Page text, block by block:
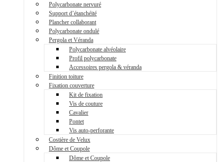
Polycarbonate nervuré
Support d’étanchéité
Plancher collaborant
Polycarbonate ondulé
Pergola et Véranda
Polycarbonate alvéolaire
Profil polycarbonate
Accessoires pergola & véranda
Finition toiture
Fixation couverture
Kit de fixation
Vis de couture
Cavalier
Pontet
Vis auto-perforante
Costière de Velux
Dôme et Coupole
Dôme et Coupole